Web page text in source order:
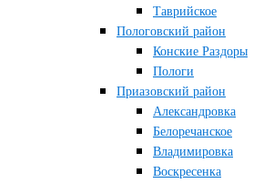
Таврийское
Пологовский район
Конские Раздоры
Пологи
Приазовский район
Александровка
Белоречанское
Владимировка
Воскресенка